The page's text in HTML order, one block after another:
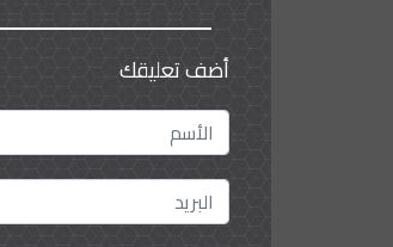
أضف تعليقك